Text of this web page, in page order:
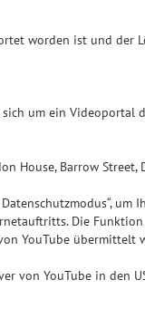
worden ist und
um ein Videoportal
House, Barrow
um
Die
YouTube übermittelt
von YouTube in den